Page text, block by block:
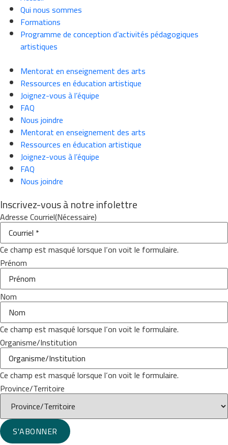
Qui nous sommes
Formations
Programme de conception d’activités pédagogiques
artistiques
Mentorat en enseignement des arts
Ressources en éducation artistique
Joignez-vous à l’équipe
FAQ
Nous joindre
Mentorat en enseignement des arts
Ressources en éducation artistique
Joignez-vous à l’équipe
FAQ
Nous joindre
Inscrivez-vous à notre infolettre
Adresse Courriel(Nécessaire)
Ce champ est masqué lorsque l‘on voit le formulaire.
Prénom
Nom
Ce champ est masqué lorsque l‘on voit le formulaire.
Organisme/Institution
Ce champ est masqué lorsque l‘on voit le formulaire.
Province/Territoire
S'ABONNER